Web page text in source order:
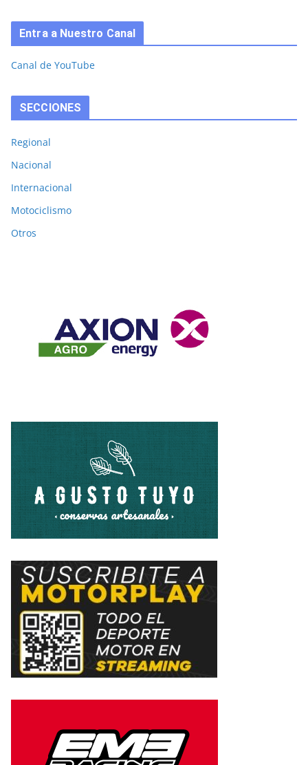
Entra a Nuestro Canal
Canal de YouTube
SECCIONES
Regional
Nacional
Internacional
Motociclismo
Otros